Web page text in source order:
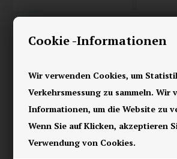
Cookie -Informationen
Wir verwenden Cookies, um
Verkehrsmessung zu sammeln. Wir
Informationen, um die Website zu
Wenn Sie auf Klicken, akzeptieren
Verwendung von Cookies.